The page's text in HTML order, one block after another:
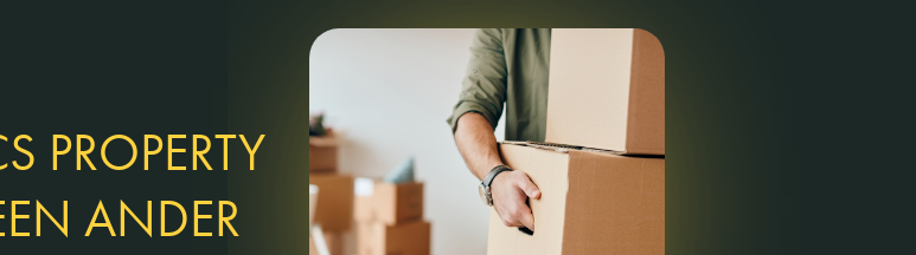
PROPERTY
ANDER